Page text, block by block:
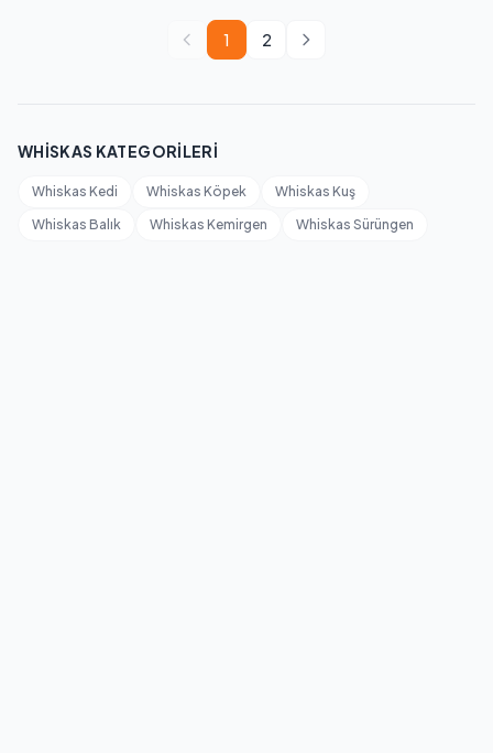
1 2
WHISKAS KATEGORILERI
Whiskas Kedi Whiskas Köpek
Whiskas Kuş
Whiskas Balık
Whiskas Kemirgen Whiskas Sürüngen